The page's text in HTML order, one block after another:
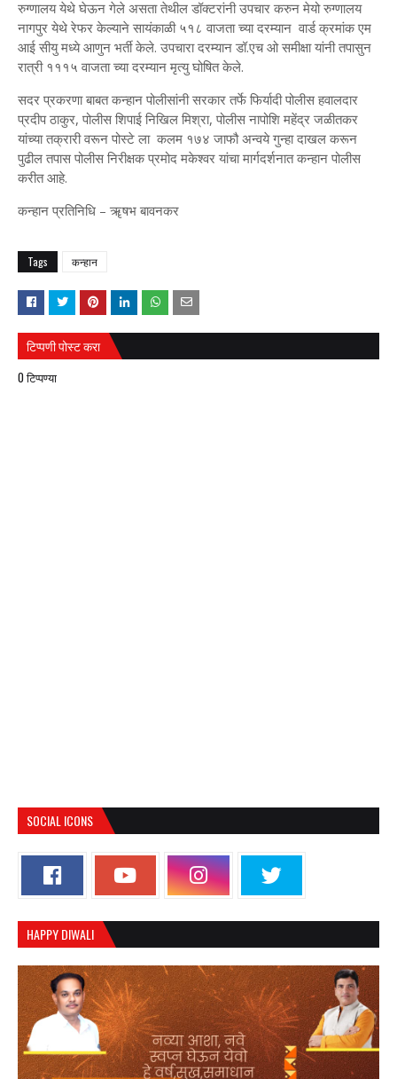
रुग्णालय येथे घेऊन गेले असता तेथील डॉक्टरांनी उपचार करुन मेयो रुग्णालय
नागपुर येथे रेफर केल्याने सायंकाळी ५१८ वाजता च्या दरम्यान वार्ड क्रमांक एम
आई सीयु मध्ये आणुन भर्ती केले. उपचारा दरम्यान डॉ.एच ओ समीक्षा यांनी तपासुन
रात्री १११५ वाजता च्या दरम्यान मृत्यु घोषित केले.
सदर प्रकरणा बाबत कन्हान पोलीसांनी सरकार तर्फे फिर्यादी पोलीस हवालदार
प्रदीप ठाकुर, पोलीस शिपाई निखिल मिश्रा, पोलीस नापोशि महेंद्र जळीतकर
यांच्या तक्रारी वरून पोस्टे ला कलम १७४ जाफौ अन्वये गुन्हा दाखल करून
पुढील तपास पोलीस निरीक्षक प्रमोद मकेश्वर यांचा मार्गदर्शनात कन्हान पोलीस
करीत आहे.
कन्हान प्रतिनिधि – ॠषभ बावनकर
Tags कन्हान
टिप्पणी पोस्ट करा
0 टिप्पण्या
SOCIAL ICONS
HAPPY DIWALI